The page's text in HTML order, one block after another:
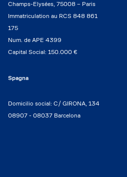
Champs-Elysées, 75008 – Paris
Immatriculation au RCS 848 861
175
Num. de APE 4399
Capital Social: 150.000 €
Spagna
Domicilio social: C/ GIRONA, 134
08907 - 08037 Barcelona